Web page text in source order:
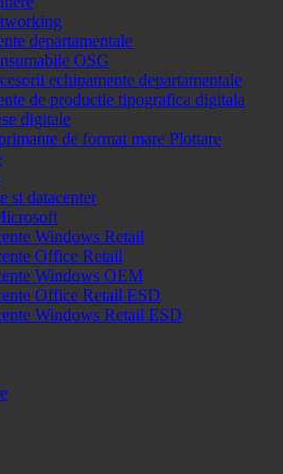
departamentale
OSG
echipamente departamentale
de productie tipografica digitala
digitale
de format mare Plottare
si datacenter
Windows Retail
Office Retail
Windows OEM
Office Retail ESD
Windows Retail ESD